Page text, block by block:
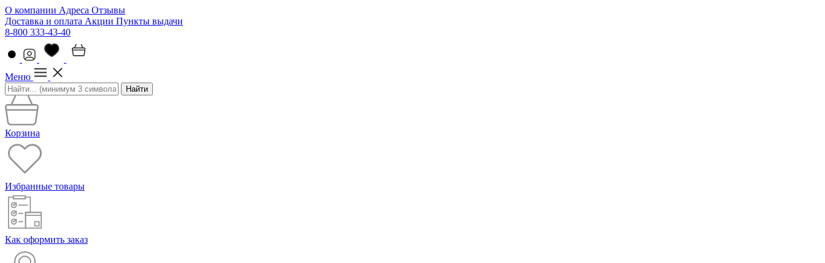
О компании Адреса Отзывы
Доставка и оплата Акции Пункты выдачи
8-800 333-43-40
Меню
Найти
Корзина
Избранные товары
Как оформить заказ